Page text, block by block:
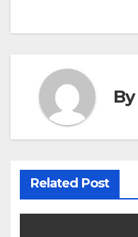
By
Related Post